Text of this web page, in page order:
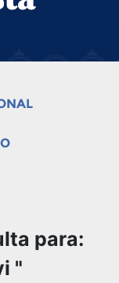
para:
"